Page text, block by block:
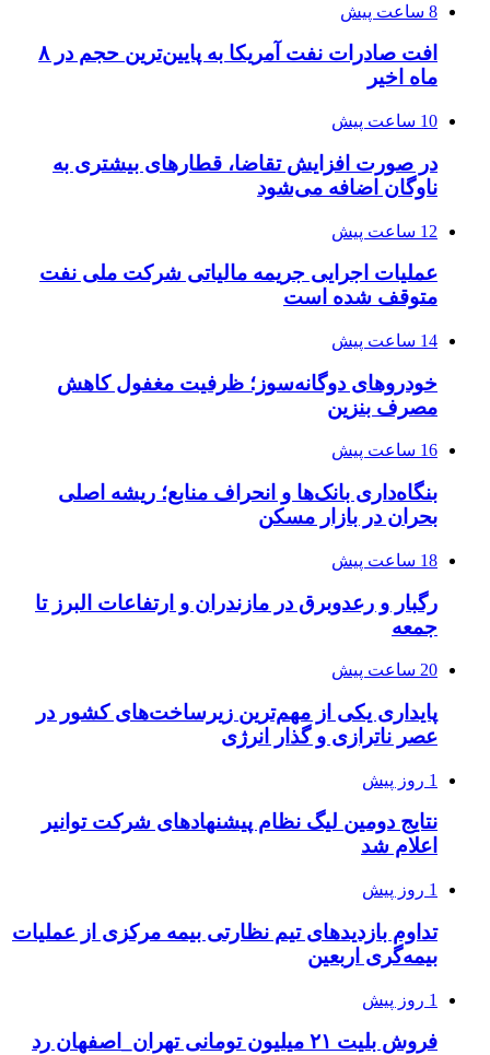
8 ساعت پیش
افت صادرات نفت آمریکا به پایین‌ترین حجم در ۸
ماه اخیر
10 ساعت پیش
در صورت افزایش تقاضا، قطارهای بیشتری به
ناوگان اضافه می‌شود
12 ساعت پیش
عملیات اجرایی جریمه مالیاتی شرکت ملی نفت
متوقف شده است
14 ساعت پیش
خودروهای دوگانه‌سوز؛ ظرفیت مغفول کاهش
مصرف بنزین
16 ساعت پیش
بنگاه‌داری بانک‌ها و انحراف منابع؛ ریشه اصلی
بحران در بازار مسکن
18 ساعت پیش
رگبار و رعدوبرق در مازندران و ارتفاعات البرز تا
جمعه
20 ساعت پیش
پایداری یکی از مهم‌ترین زیرساخت‌های کشور در
عصر ناترازی و گذار انرژی
1 روز پیش
نتایج دومین لیگ نظام پیشنهادهای شرکت توانیر
اعلام شد
1 روز پیش
تداوم بازدیدهای تیم نظارتی بیمه مرکزی از عملیات
بیمه‌گری اربعین
1 روز پیش
فروش بلیت ۲۱ میلیون تومانی تهران_اصفهان رد